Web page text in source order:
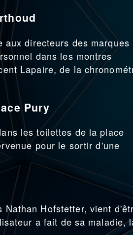
directeurs des marques
dans les montres
Lapaire, de la
Pury
les toilettes de la place
pour le sortir d'une
Nathan Hofstetter, vient
a fait de sa maladie,